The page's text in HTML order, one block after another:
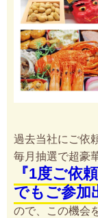
過去当社にご依
毎月抽選で超豪
『1度ご依
でもご参加
ので、この機会